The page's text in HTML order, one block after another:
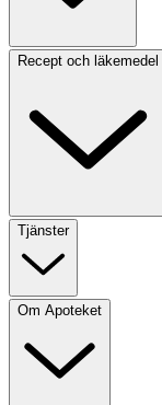
Recept och läkemedel
Tjänster
Om Apoteket